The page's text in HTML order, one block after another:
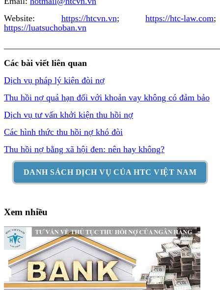
Website: https://htcvn.vn; https://htc-law.com;
https://luatsuchoban.vn
Các bài viết liên quan
Dịch vụ pháp lý kiện đòi nợ
Thu hồi nợ quá hạn đối với khoản vay không có đảm bảo
Dịch vụ tư vấn khởi kiện thu hồi nợ
Các hình thức thu hồi nợ khó đòi
Thu hồi nợ bằng xã hội đen: nên hay không?
DANH SÁCH DỊCH VỤ CỦA HTC VIỆT NAM
Xem nhiều